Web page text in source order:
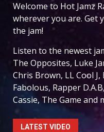
Welcome to Hot Jamz
wherever you are. Get
the jam!
Listen to the newest
The Opposites, Luke
Chris Brown, LL Cool
Fabolous, Rapper
Cassie, The Game and
LATEST VIDEO